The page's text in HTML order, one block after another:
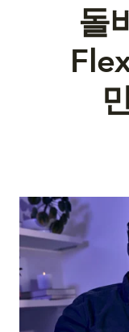
돌